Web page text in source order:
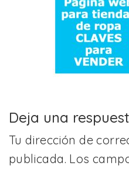
Deja una
Tu dirección de
publicada. Los